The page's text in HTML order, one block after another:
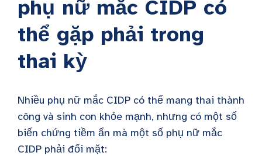
phụ nữ mắc CIDP có
thể gặp phải trong
thai kỳ
Nhiều phụ nữ mắc CIDP có thể mang thai thành
công và sinh con khỏe mạnh, nhưng có một số
biến chứng tiềm ẩn mà một số phụ nữ mắc
CIDP phải đối mặt: